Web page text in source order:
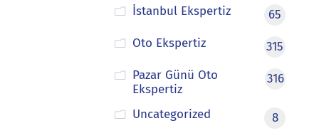
İstanbul Ekspertiz
65
Oto Ekspertiz
315
Pazar Günü Oto
Ekspertiz
316
Uncategorized
8